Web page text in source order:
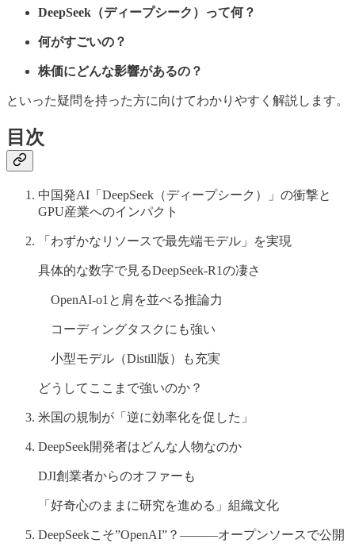
DeepSeek（ディープシーク）って何？
何がすごいの？
株価にどんな影響があるの？
といった疑問を持った方に向けてわかりやすく解説します。
目次
中国発AI「DeepSeek（ディープシーク）」の衝撃と
GPU産業へのインパクト
「わずかなリソースで最先端モデル」を実現
具体的な数字で見るDeepSeek-R1の凄さ
OpenAI-o1と肩を並べる推論力
コーディングタスクにも強い
小型モデル（Distill版）も充実
どうしてここまで強いのか？
米国の規制が「逆に効率化を促した」
DeepSeek開発者はどんな人物なのか
DJI創業者からのオファーも
「好奇心のままに研究を進める」組織文化
DeepSeekこそ”OpenAI”？———オープンソースで公開